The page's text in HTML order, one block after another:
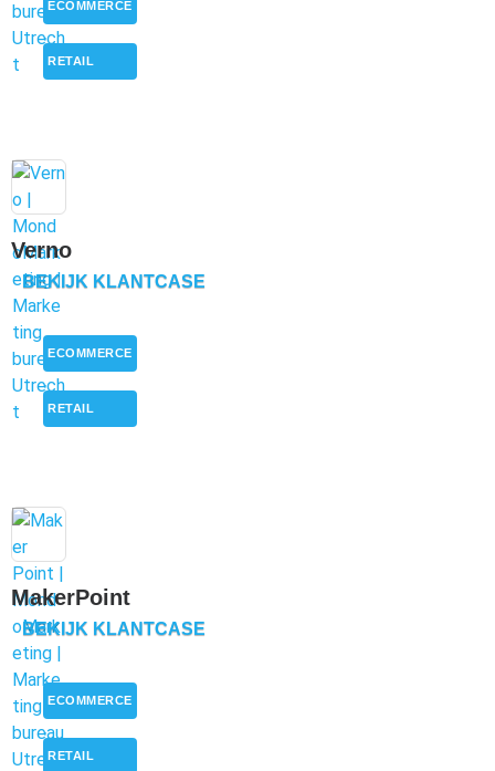
ECOMMERCE
,
RETAIL
Verno
BEKIJK KLANTCASE
ECOMMERCE
,
RETAIL
MakerPoint
BEKIJK KLANTCASE
ECOMMERCE
,
RETAIL